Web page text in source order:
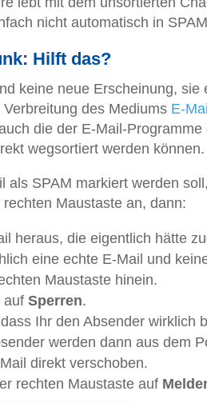
nicht automatisch in
Hilft das?
keine neue Erscheinung,
des Mediums E-
die der E-Mail-
wegsortiert werden
als SPAM markiert werden
rechten Maustaste an, dann:
heraus, die eigentlich hätte
eine echte E-Mail und
Maustaste hinein.
auf Sperren.
Ihr den Absender wirklich
werden dann aus dem
direkt verschoben.
rechten Maustaste auf